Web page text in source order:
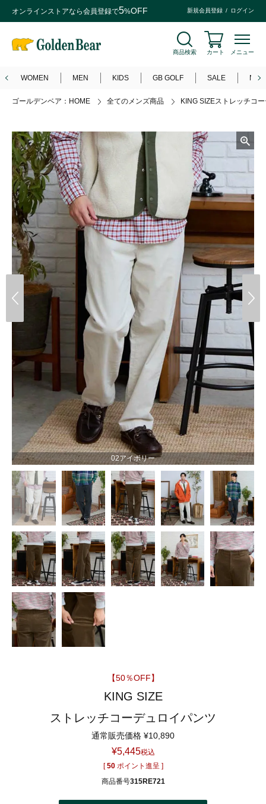
オンラインストアなら会員登録で5%OFF 新規会員登録 ログイン
商品検索 カート メニュー
WOMEN MEN KIDS GB GOLF SALE
ゴールデンベア：HOME 全てのメンズ商品 KING SIZEストレッチコ
02アイボリー
【50％OFF】
KING SIZE
ストレッチコーデュロイパンツ
通常販売価格 ¥10,890
¥5,445税込
[ 50 ポイント進呈 ]
商品番号315RE721